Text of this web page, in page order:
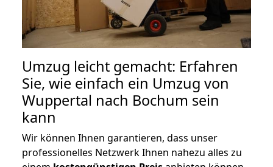
Umzug leicht gemacht: Erfahren
Sie, wie einfach ein Umzug von
Wuppertal nach Bochum sein
kann
Wir können Ihnen garantieren, dass unser
professionelles Netzwerk Ihnen nahezu alles zu